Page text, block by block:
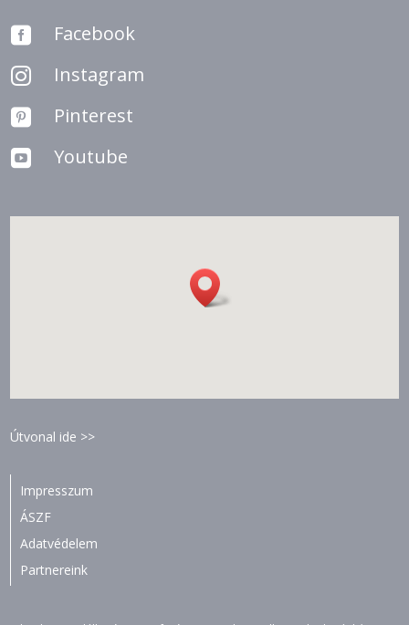
 Facebook
 Instagram
 Pinterest
 Youtube
Útvonal ide >>
Impresszum
ÁSZF
Adatvédelem
Partnereink